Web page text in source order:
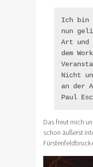
Ich bin
nun
Art und
dem
Nicht
an der
Paul
Das freut mich
schon äußerst